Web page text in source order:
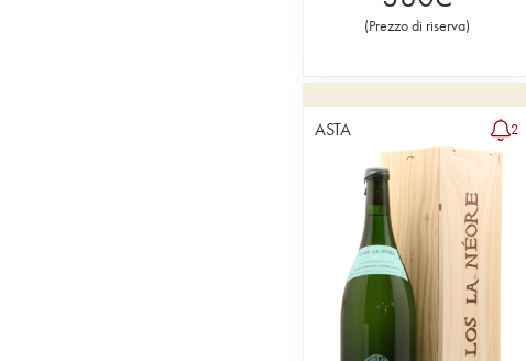
(Prezzo di riserva)
ASTA 2